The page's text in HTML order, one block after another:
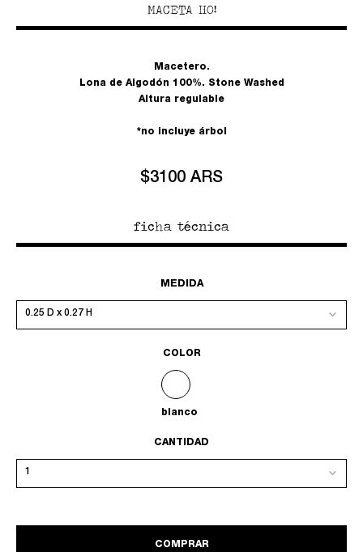
MACETA HO!
Macetero.
Lona de Algodón 100%. Stone Washed
Altura regulable
*no incluye árbol
$3100 ARS
ficha técnica
MEDIDA
COLOR
blanco
CANTIDAD
COMPRAR